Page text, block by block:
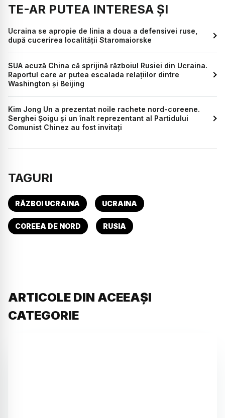
TE-AR PUTEA INTERESA ȘI
Ucraina se apropie de linia a doua a defensivei ruse,
după cucerirea localității Staromaiorske
SUA acuză China că sprijină războiul Rusiei din Ucraina.
Raportul care ar putea escalada relațiilor dintre
Washington și Beijing
Kim Jong Un a prezentat noile rachete nord-coreene.
Serghei Șoigu și un înalt reprezentant al Partidului
Comunist Chinez au fost invitați
TAGURI
RĂZBOI UCRAINA UCRAINA
COREEA DE NORD RUSIA
ARTICOLE DIN ACEEAȘI
CATEGORIE